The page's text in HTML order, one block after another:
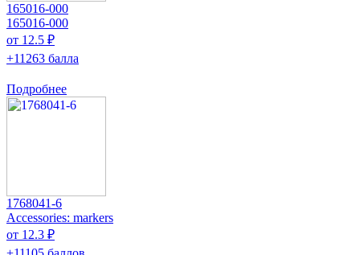
165016-000
165016-000
от 12.5 ₽
+11263 балла
Подробнее
1768041-6
Accessories: markers
от 12.3 ₽